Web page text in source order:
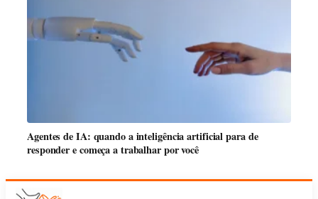
Agentes de IA: quando a inteligência artificial para de
responder e começa a trabalhar por você